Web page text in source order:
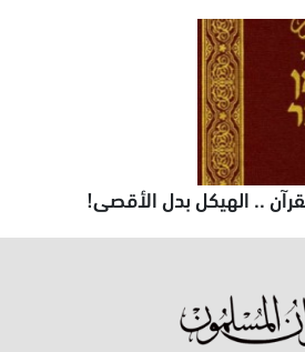
.. الهيكل بدل الأقصى!